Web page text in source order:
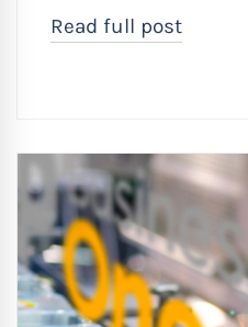
Read full post